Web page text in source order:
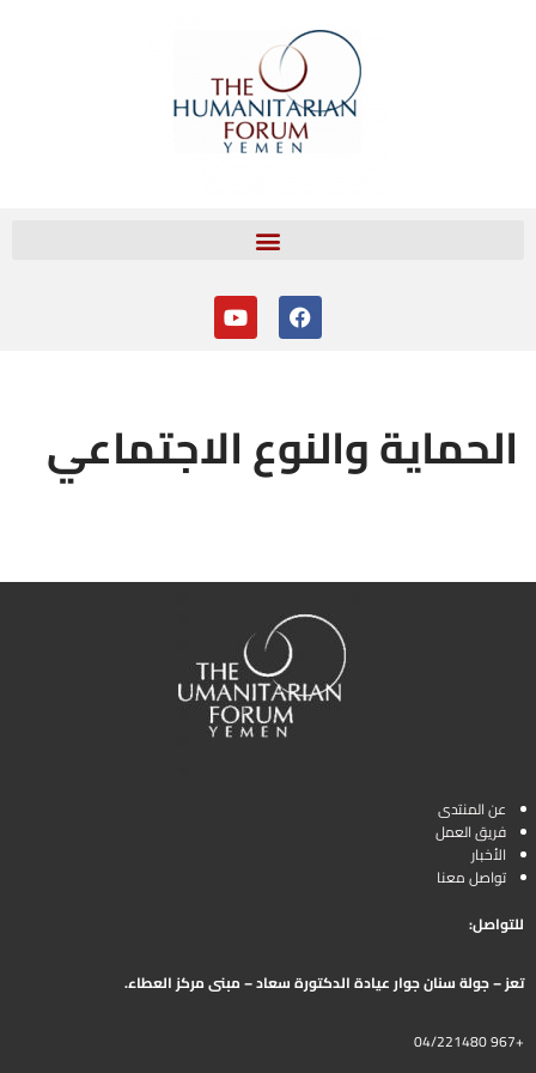
الحماية والنوع الاجتماعي
عن المنتدى
فريق العمل
الأخبار
تواصل معنا
للتواصل:
تعز – جولة سنان جوار عيادة الدكتورة سعاد – مبنى مركز العطاء.
+967 04/221480